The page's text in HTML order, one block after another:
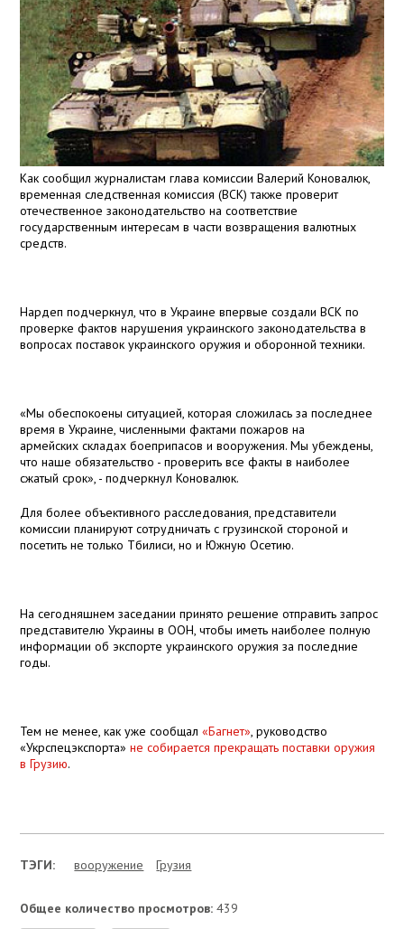
Как сообщил журналистам глава комиссии Валерий Коновалюк,
временная следственная комиссия (ВСК) также проверит
отечественное законодательство на соответствие
государственным интересам в части возвращения валютных
средств.
Нардеп подчеркнул, что в Украине впервые создали ВСК по
проверке фактов нарушения украинского законодательства в
вопросах поставок украинского оружия и оборонной техники.
«Мы обеспокоены ситуацией, которая сложилась за последнее
время в Украине, численными фактами пожаров на
армейских складах боеприпасов и вооружения. Мы убеждены,
что наше обязательство - проверить все факты в наиболее
сжатый срок», - подчеркнул Коновалюк.
Для более объективного расследования, представители
комиссии планируют сотрудничать с грузинской стороной и
посетить не только Тбилиси, но и Южную Осетию.
На сегодняшнем заседании принято решение отправить запрос
представителю Украины в ООН, чтобы иметь наиболее полную
информации об экспорте украинского оружия за последние
годы.
Тем не менее, как уже сообщал«Багнет», руководство
«Укрспецэкспорта»не собирается прекращать поставки оружия
в Грузию.
ТЭГИ: вооружение Грузия
Общее количество просмотров: 439